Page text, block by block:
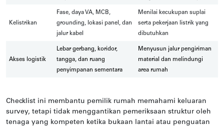
Kelistrikan
Fase, daya VA, MCB,
grounding, lokasi panel, dan
jalur kabel
Menilai kecukupan suplai
serta pekerjaan listrik yang
dibutuhkan
Akses logistik
Lebar gerbang, koridor,
tangga, dan ruang
penyimpanan sementara
Menyusun jalur pengiriman
material dan melindungi
area rumah
Checklist ini membantu pemilik rumah memahami keluaran
survey, tetapi tidak menggantikan pemeriksaan struktur oleh
tenaga yang kompeten ketika bukaan lantai atau penguatan